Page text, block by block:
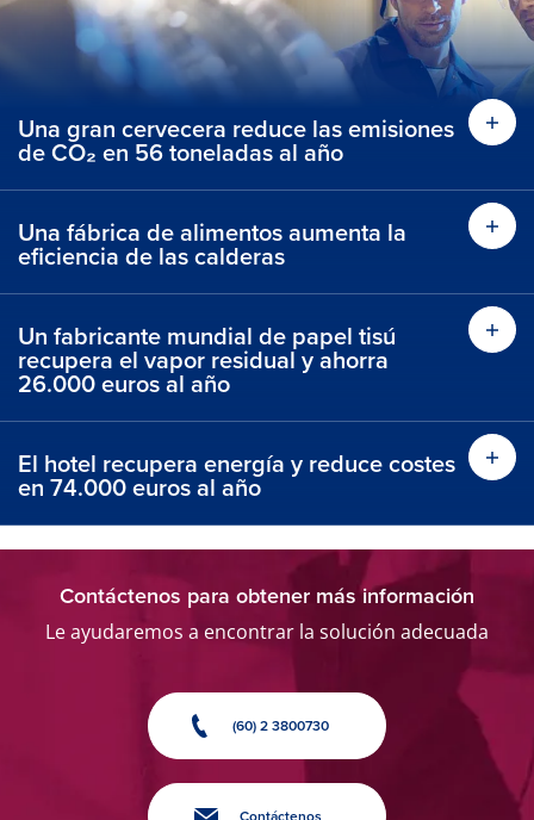
Una gran cervecera reduce las emisiones
de CO₂ en 56 toneladas al año
Una fábrica de alimentos aumenta la
eficiencia de las calderas
Un fabricante mundial de papel tisú
recupera el vapor residual y ahorra
26.000 euros al año
El hotel recupera energía y reduce costes
en 74.000 euros al año
Contáctenos para obtener más información
Le ayudaremos a encontrar la solución adecuada
(60) 2 3800730